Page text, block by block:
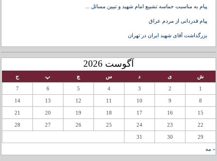
پیام به مناسبت حماسه تشییع امام شهید و تبیین مسائل ...
پیام قدردانی از مردم عراق
بزرگداشت آقای شهید ایران در تهران
آگوست 2026
ش ی د س چ پ ج
1
2
3
4
5
6
7
8
9
10
11
12
13
14
15
16
17
18
19
20
21
22
23
24
25
26
27
28
29
30
31
« مه